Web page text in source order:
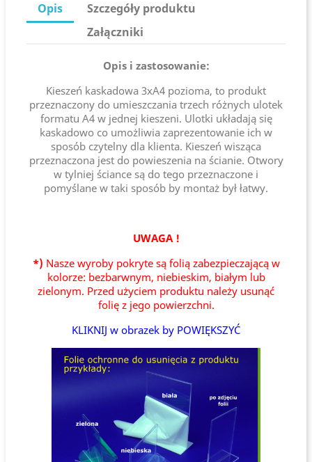
Opis
Szczegóły produktu
Załączniki
Opis i zastosowanie:
Kieszeń kaskadowa 3xA4 pozioma, to produkt
przeznaczony do umieszczania trzech różnych ulotek
formatu A4 w jednej kieszeni. Ulotki układają się
kaskadowo co umożliwia zaprezentowanie ich w
sposób czytelny dla klienta. Kieszeń wisząca
przeznaczona jest do powieszenia na ścianie. Otwory
w tylniej ściance są do tego przeznaczone i
pomyślane w taki sposób by montaż był łatwy.
UWAGA !
*) Nasze wyroby pokryte są folią zabezpieczającą w
kolorze: bezbarwnym, niebieskim, białym lub
zielonym. Przed użyciem produktu należy usunąć
folię z jego powierzchni.
KLIKNIJ w obrazek by POWIĘKSZYĆ